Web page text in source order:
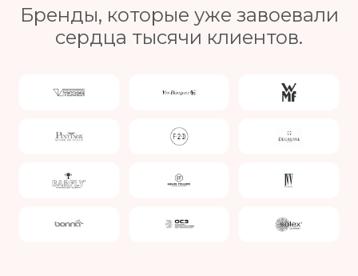
Бренды, которые уже завоевали
сердца тысячи клиентов.